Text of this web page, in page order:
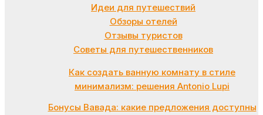
Идеи для путешествий
Обзоры отелей
Отзывы туристов
Советы для путешественников
Как создать ванную комнату в стиле
минимализм: решения Antonio Lupi
Бонусы Вавада: какие предложения доступны